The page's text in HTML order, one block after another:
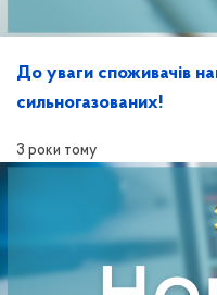
До уваги споживачів
сильногазованих!
3 роки тому